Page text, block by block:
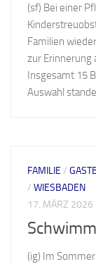
(sf) Bei einer
Familien
zur Erinnerung
Insgesamt 15
Auswahl
FAMILIE /
/ WIESBADEN
17. MÄRZ 2026
(ig) Im